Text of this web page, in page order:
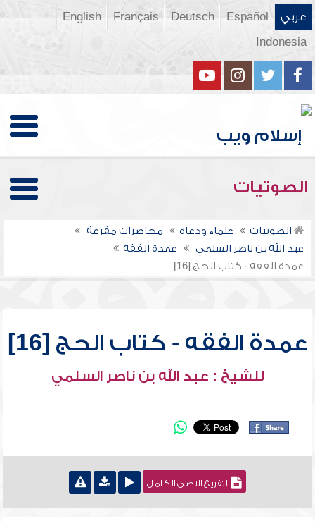
عربي Español
Deutsch
Français
English
Indonesia
الصوتيات
الصوتيات علماء ودعاة
محاضرات مفرغة
عبد الله بن ناصر السلمي
عمدة الفقه
عمدة الفقه - كتاب الحج [16]
عمدة الفقه - كتاب الحج [16]
للشيخ : عبد الله بن ناصر السلمي
التفريغ النصي الكامل